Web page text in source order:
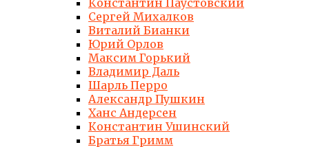
Константин Паустовский
Сергей Михалков
Виталий Бианки
Юрий Орлов
Максим Горький
Владимир Даль
Шарль Перро
Александр Пушкин
Ханс Андерсен
Константин Ушинский
Братья Гримм